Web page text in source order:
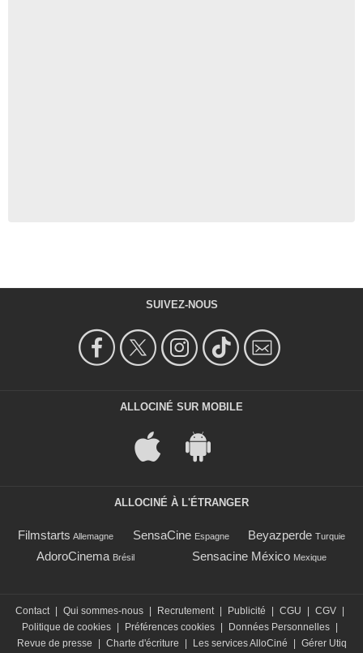
SUIVEZ-NOUS
ALLOCINÉ SUR MOBILE
ALLOCINÉ À L'ÉTRANGER
Filmstarts Allemagne SensaCine Espagne Beyazperde Turquie
AdoroCinema Brésil Sensacine México Mexique
Contact | Qui sommes-nous | Recrutement | Publicité | CGU | CGV |
Politique de cookies | Préférences cookies | Données Personnelles |
Revue de presse
| Charte d'écriture | Les services AlloCiné | Gérer Utiq